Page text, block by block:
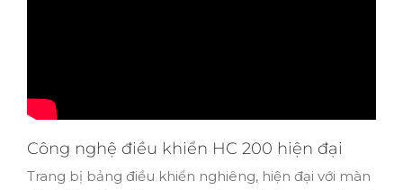
Công nghệ điều khiển HC 200 hiện đại
Trang bị bảng điều khiển nghiêng, hiện đại với màn